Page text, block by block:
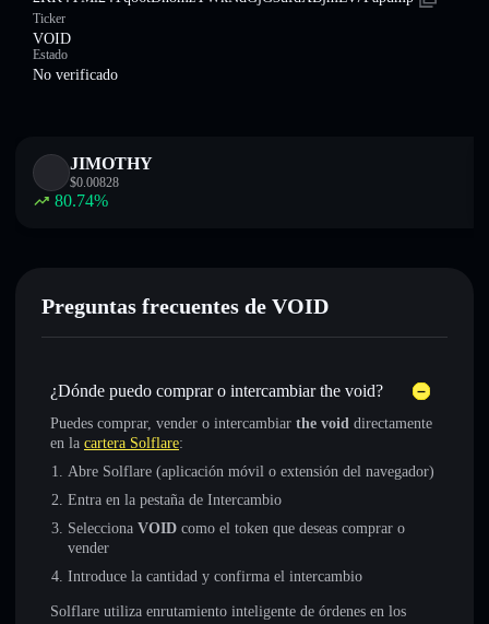
Ticker
VOID
Estado
No verificado
JIMOTHY
$0.00828
80.74%
Preguntas frecuentes de VOID
¿Dónde puedo comprar o intercambiar the void?
Puedes comprar, vender o intercambiar the void directamente
en la cartera Solflare:
Abre Solflare (aplicación móvil o extensión del navegador)
Entra en la pestaña de Intercambio
Selecciona VOID como el token que deseas comprar o
vender
Introduce la cantidad y confirma el intercambio
Solflare utiliza enrutamiento inteligente de órdenes en los